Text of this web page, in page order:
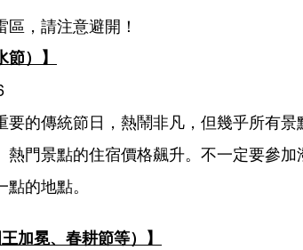
，請注意避開！
節）】
要的傳統節日，熱鬧非凡，但幾乎所有
熱門景點的住宿價格飆升。不一定要參
的地點。
加冕、春耕節等）】